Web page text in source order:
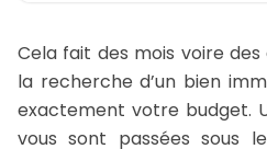
Cela fait des mois voire
la recherche d’un bien
exactement votre budget.
vous sont passées sous